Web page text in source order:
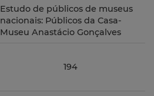
Estudo de públicos de museus
nacionais: Públicos da Casa-
Museu Anastácio Gonçalves
194